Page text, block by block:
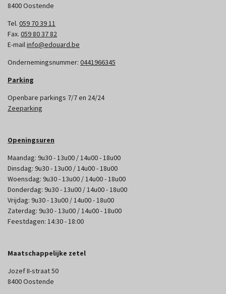
8400 Oostende
Tel. 059 70 39 11
Fax. 059 80 37 82
E-mailinfo@edouard.be
Ondernemingsnummer: 0441966345
Parking
Openbare parkings 7/7 en 24/24
Zeeparking
Openingsuren
Maandag: 9u30 - 13u00 / 14u00 - 18u00
Dinsdag: 9u30 - 13u00 / 14u00 - 18u00
Woensdag: 9u30 - 13u00 / 14u00 - 18u00
Donderdag: 9u30 - 13u00 / 14u00 - 18u00
Vrijdag: 9u30 - 13u00 / 14u00 - 18u00
Zaterdag: 9u30 - 13u00 / 14u00 - 18u00
Feestdagen: 14:30 - 18:00
Maatschappelijke zetel
Jozef II-straat 50
8400 Oostende